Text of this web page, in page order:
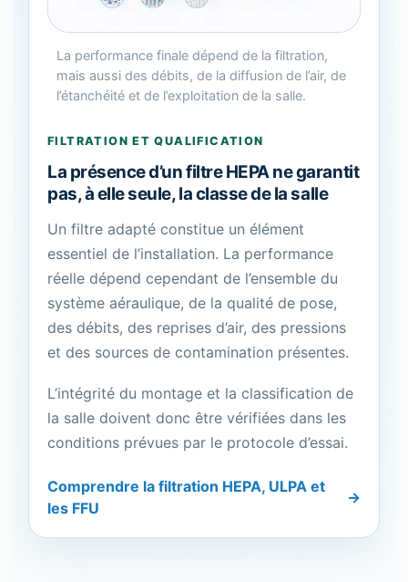
La performance finale dépend de la filtration,
mais aussi des débits, de la diffusion de l’air, de
l’étanchéité et de l’exploitation de la salle.
FILTRATION ET QUALIFICATION
La présence d’un filtre HEPA ne garantit
pas, à elle seule, la classe de la salle
Un filtre adapté constitue un élément
essentiel de l’installation. La performance
réelle dépend cependant de l’ensemble du
système aéraulique, de la qualité de pose,
des débits, des reprises d’air, des pressions
et des sources de contamination présentes.
L’intégrité du montage et la classification de
la salle doivent donc être vérifiées dans les
conditions prévues par le protocole d’essai.
Comprendre la filtration HEPA, ULPA et
les FFU